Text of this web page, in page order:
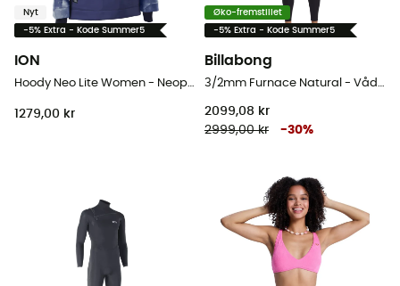
Nyt
-5% Extra - Kode Summer5
ION
1279,00 kr
Øko-fremstillet
-5% Extra - Kode Summer5
Billabong
2099,08 kr
2999,00 kr
-30%